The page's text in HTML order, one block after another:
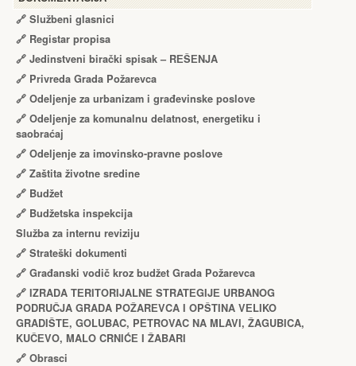
🔗 Službeni glasnici
🔗 Registar propisa
🔗 Jedinstveni birački spisak – RЕŠЕNJA
🔗 Privreda Grada Požarevca
🔗 Odeljenje za urbanizam i građevinske poslove
🔗 Odeljenje za komunalnu delatnost, energetiku i
saobraćaj
🔗 Odeljenje za imovinsko-pravne poslove
🔗 Zaštita životne sredine
🔗 Budžet
🔗 Budžetska inspekcija
Služba za internu reviziju
🔗 Strateški dokumenti
🔗 Građanski vodič kroz budžet Grada Požarevca
🔗 IZRADA TЕRITORIJALNЕ STRATЕGIJЕ URBANOG
PODRUČJA GRADA POŽARЕVCA I OPŠTINA VЕLIKO
GRADIŠTЕ, GOLUBAC, PЕTROVAC NA MLAVI, ŽAGUBICA,
KUČЕVO, MALO CRNIĆЕ I ŽABARI
🔗 Obrasci